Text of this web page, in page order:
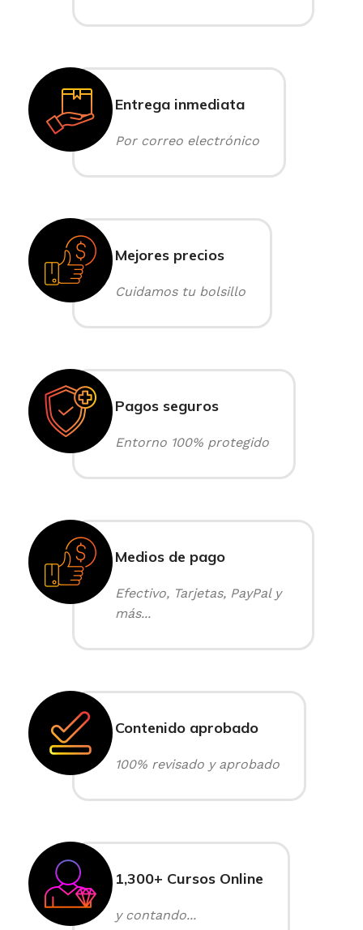
Entrega inmediata
Por correo electrónico
Mejores precios
Cuidamos tu bolsillo
Pagos seguros
Entorno 100% protegido
Medios de pago
Efectivo, Tarjetas, PayPal y
más...
Contenido aprobado
100% revisado y aprobado
1,300+ Cursos Online
y contando...